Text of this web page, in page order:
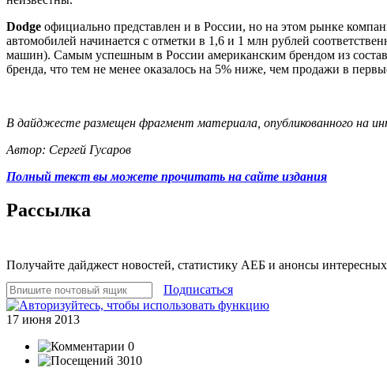
Dodge официально представлен и в России, но на этом рынке
автомобилей начинается с отметки в 1,6 и 1 млн рублей
машин). Самым успешным в России американским брендом из
бренда, что тем не менее оказалось на 5% ниже, чем продажи в
В дайджесте размещен фрагмент материала, опубликованного на
Автор: Сергей Гусаров
Полный текст вы можете прочитать на сайте издания
Рассылка
Получайте дайджест новостей, статистику АЕБ и анонсы
Подписаться
17 июня 2013
0
3010